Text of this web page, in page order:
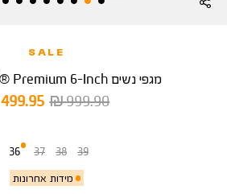
SALE
מגפי נשים Timberland® Premium 6-Inch
מחיר
499.95 ₪
מחיר
999.90 ₪
36
מידות אחרונות
37 38 39